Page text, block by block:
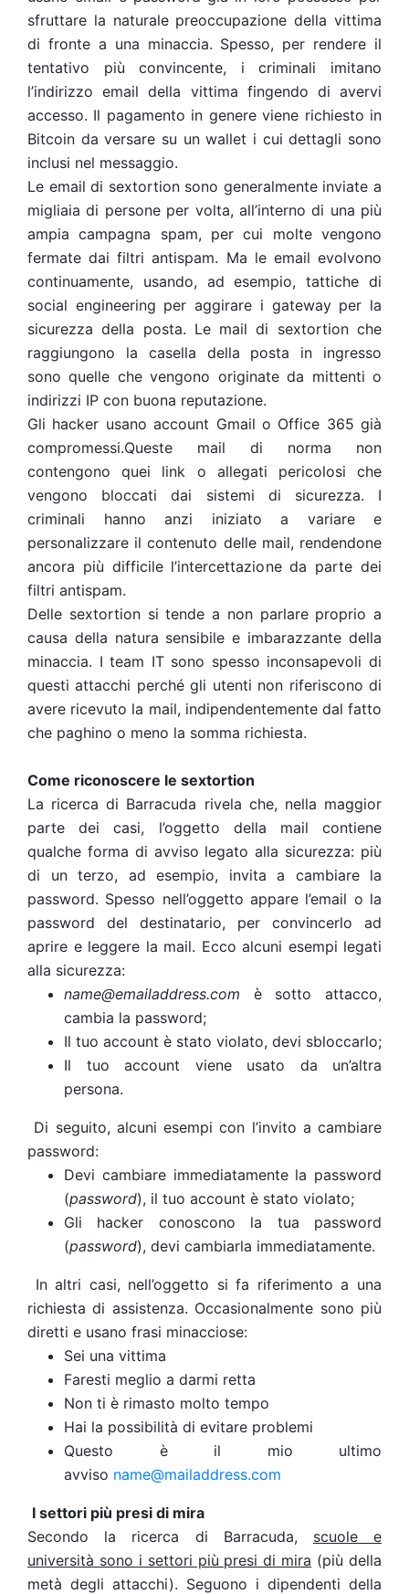
sfruttare la naturale preoccupazione della vittima
di fronte a una minaccia. Spesso, per rendere il
tentativo più convincente, i criminali imitano
l’indirizzo email della vittima fingendo di avervi
accesso. Il pagamento in genere viene richiesto in
Bitcoin da versare su un wallet i cui dettagli sono
inclusi nel messaggio.
Le email di sextortion sono generalmente inviate a
migliaia di persone per volta, all’interno di una più
ampia campagna spam, per cui molte vengono
fermate dai filtri antispam. Ma le email evolvono
continuamente, usando, ad esempio, tattiche di
social engineering per aggirare i gateway per la
sicurezza della posta. Le mail di sextortion che
raggiungono la casella della posta in ingresso
sono quelle che vengono originate da mittenti o
indirizzi IP con buona reputazione.
Gli hacker usano account Gmail o Office 365 già
compromessi.Queste mail di norma non
contengono quei link o allegati pericolosi che
vengono bloccati dai sistemi di sicurezza. I
criminali hanno anzi iniziato a variare e
personalizzare il contenuto delle mail, rendendone
ancora più difficile l’intercettazione da parte dei
filtri antispam.
Delle sextortion si tende a non parlare proprio a
causa della natura sensibile e imbarazzante della
minaccia. I team IT sono spesso inconsapevoli di
questi attacchi perché gli utenti non riferiscono di
avere ricevuto la mail, indipendentemente dal fatto
che paghino o meno la somma richiesta.
Come riconoscere le sextortion
La ricerca di Barracuda rivela che, nella maggior
parte dei casi, l’oggetto della mail contiene
qualche forma di avviso legato alla sicurezza: più
di un terzo, ad esempio, invita a cambiare la
password. Spesso nell’oggetto appare l’email o la
password del destinatario, per convincerlo ad
aprire e leggere la mail. Ecco alcuni esempi legati
alla sicurezza:
name@emailaddress.com
è sotto attacco,
cambia la password;
Il tuo account è stato violato, devi sbloccarlo;
Il tuo account viene usato da un’altra
persona.
Di seguito, alcuni esempi con l’invito a cambiare
password:
Devi cambiare immediatamente la password
(password), il tuo account è stato violato;
Gli hacker conoscono la tua password
(password), devi cambiarla immediatamente.
In altri casi, nell’oggetto si fa riferimento a una
richiesta di assistenza. Occasionalmente sono più
diretti e usano frasi minacciose:
Sei una vittima
Faresti meglio a darmi retta
Non ti è rimasto molto tempo
Hai la possibilità di evitare problemi
Questo è il mio ultimo
avviso name@mailaddress.com
I settori più presi di mira
Secondo la ricerca di Barracuda, scuole e
università sono i settori più presi di mira (più della
metà degli attacchi). Seguono i dipendenti della